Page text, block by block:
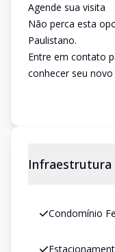
Agende sua visita
Não perca esta
Paulistano.
Entre em contato
conhecer seu novo
Infraestrutura
Condomínio